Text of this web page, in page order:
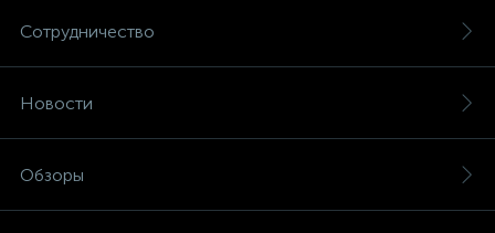
Сотрудничество
Новости
Обзоры